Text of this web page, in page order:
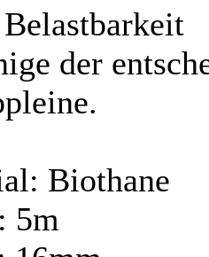
der
Biothane
5m